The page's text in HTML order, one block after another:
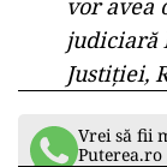
vor avea
judiciară
Justiției,
Vrei să fii